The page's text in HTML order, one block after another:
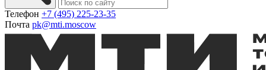
Телефон +7 (495) 225-23-35
Почта pk@mti.moscow